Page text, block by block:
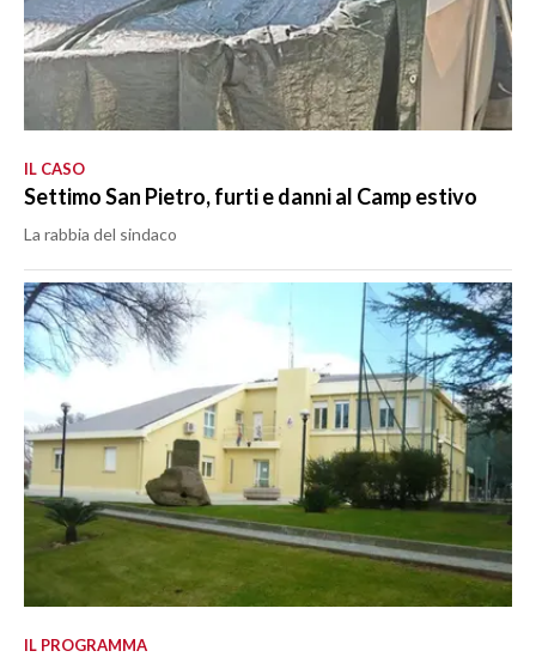
IL CASO
Settimo San Pietro, furti e danni al Camp estivo
La rabbia del sindaco
IL PROGRAMMA